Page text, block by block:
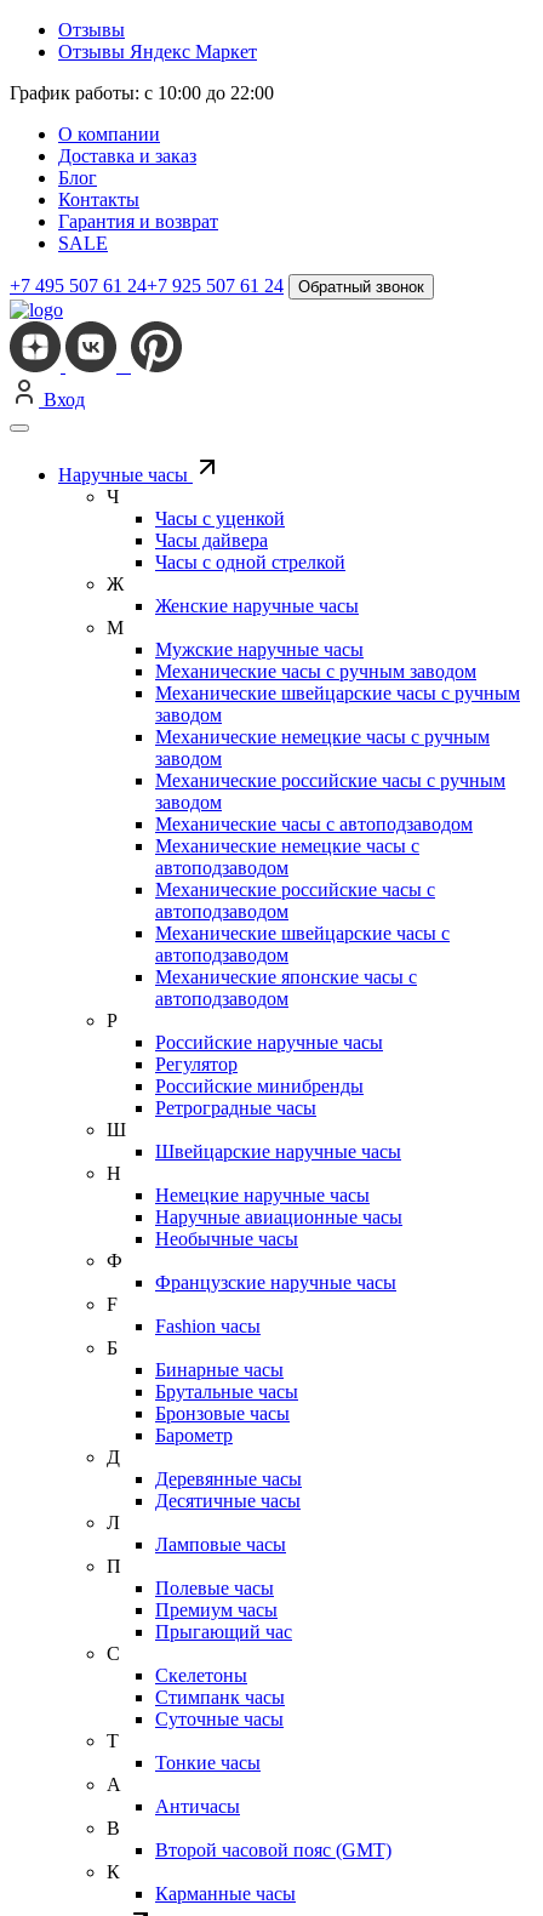
Отзывы
Отзывы Яндекс Маркет
График работы: с 10:00 до 22:00
О компании
Доставка и заказ
Блог
Контакты
Гарантия и возврат
SALE
+7 495 507 61 24+7 925 507 61 24 Обратный звонок
Вход
Наручные часы
Ч
Часы с уценкой
Часы дайвера
Часы с одной стрелкой
Ж
Женские наручные часы
М
Мужские наручные часы
Механические часы с ручным заводом
Механические швейцарские часы с ручным
заводом
Механические немецкие часы с ручным
заводом
Механические российские часы с ручным
заводом
Механические часы с автоподзаводом
Механические немецкие часы с
автоподзаводом
Механические российские часы с
автоподзаводом
Механические швейцарские часы с
автоподзаводом
Механические японские часы с
автоподзаводом
Р
Российские наручные часы
Регулятор
Российские минибренды
Ретроградные часы
Ш
Швейцарские наручные часы
Н
Немецкие наручные часы
Наручные авиационные часы
Необычные часы
Ф
Французские наручные часы
F
Fashion часы
Б
Бинарные часы
Брутальные часы
Бронзовые часы
Барометр
Д
Деревянные часы
Десятичные часы
Л
Ламповые часы
П
Полевые часы
Премиум часы
Прыгающий час
С
Скелетоны
Стимпанк часы
Суточные часы
Т
Тонкие часы
А
Античасы
В
Второй часовой пояс (GMT)
К
Карманные часы